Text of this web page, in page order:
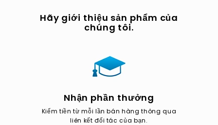
Hãy giới thiệu sản phẩm của
chúng tôi.
Nhận phần thưởng
Kiếm tiền từ mỗi lần bán hàng thông qua
liên kết đối tác của bạn.